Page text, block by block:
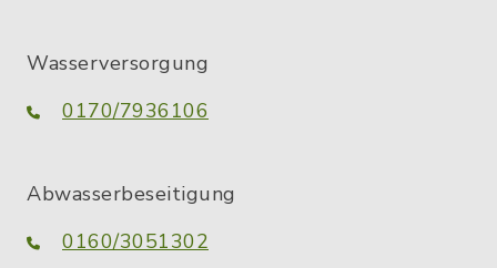
Wasserversorgung
0170/7936106
Abwasserbeseitigung
0160/3051302